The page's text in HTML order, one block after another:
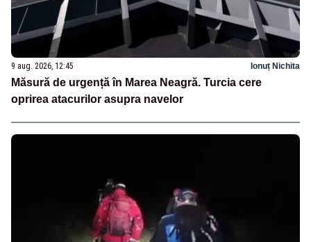
9 aug. 2026, 12:45 Ionuț Nichita
Măsură de urgență în Marea Neagră. Turcia cere
oprirea atacurilor asupra navelor